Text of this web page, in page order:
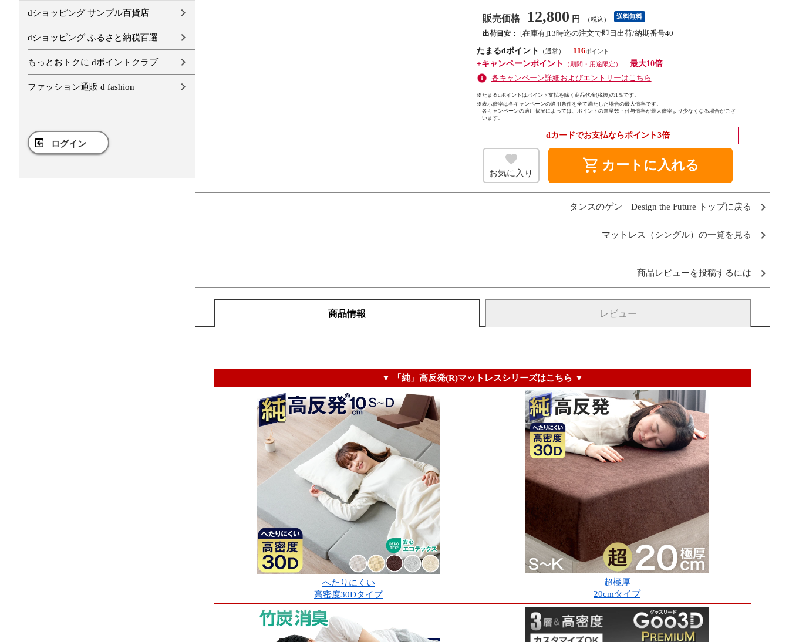
dショッピング サンプル百貨店
dショッピング ふるさと納税百選
もっとおトクに dポイントクラブ
ファッション通販 d fashion
ログイン
販売価格 12,800 円 （税込） 送料無料
出荷目安：
[在庫有]13時迄の注文で即日出荷/納期番号40
たまるdポイント
（通常）
116
+キャンペーンポイント
（期間・用途限定）
最大10倍
各キャンペーン詳細およびエントリーはこちら
※たまるdポイントはポイント支払を除く商品代金(税抜)の1％です。
※表示倍率は各キャンペーンの適用条件を全て満たした場合の最大倍率です。
各キャンペーンの適用状況によっては、ポイントの進呈数・付与倍率が最大倍率より少なくなる場合がござ
います。
dカードでお支払ならポイント3倍
お気に入り shopping_cart カートに入れる
タンスのゲン Design the Future トップに戻る
マットレス（シングル）の一覧を見る
商品レビューを投稿するには
商品情報 レビュー
▼ 「純」高反発(R)マットレスシリーズはこちら ▼
へたりにくい
高密度30Dタイプ
超極厚
20cmタイプ